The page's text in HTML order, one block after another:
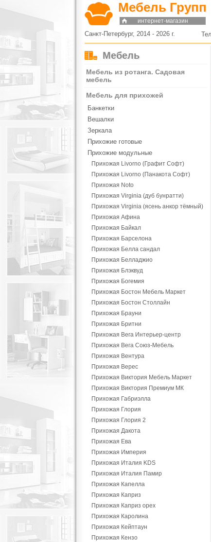
Мебель Групп
интернет-магазин
Санкт-Петербург, 2014 - 2026 г.
Мебель
Мебель из ротанга. Садовая
мебель
Мебель для прихожей
Банкетки
Вешалки
Зеркала
Прихожие готовые
Прихожие модульные
Прихожая Livorno (Графит Софт)
Прихожая Livorno (Панакота Софт)
Прихожая Noto
Прихожая Virginia (дуб бунратти)
Прихожая Virginia (ясень анкор тёмный)
Прихожая Афина
Прихожая Байкал
Прихожая Барселона
Прихожая Белла сандал
Прихожая Белладжио
Прихожая Блэквуд
Прихожая Богемия
Прихожая Бостон Мебель Маркет
Прихожая Бостон Столлайн
Прихожая Брауни
Прихожая Бритни
Прихожая Вега Интерьер-центр
Прихожая Вега Союз-Мебель
Прихожая Вентура
Прихожая Верес
Прихожая Виктория Мебель Маркет
Прихожая Виктория Премиум МК
Прихожая Габриэлла
Прихожая Глория
Прихожая Глория 2
Прихожая Дакота
Прихожая Ева
Прихожая Империя
Прихожая Италия KDS
Прихожая Италия Памир
Прихожая Капелла
Прихожая Каприз
Прихожая Каприз орех
Прихожая Каролина
Прихожая Кейптаун
Прихожая Кензо